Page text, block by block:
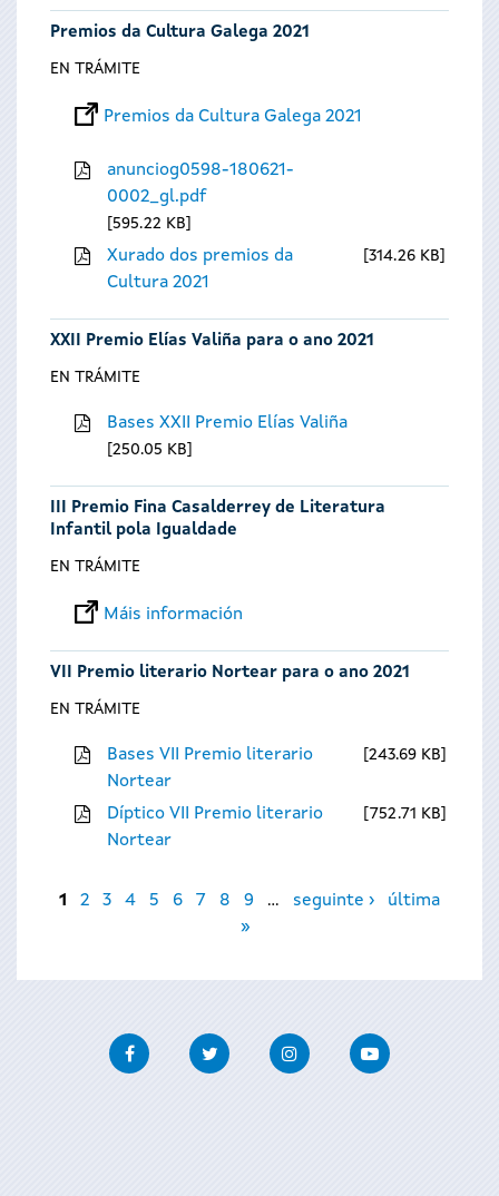
Premios da Cultura Galega 2021
EN TRÁMITE
Premios da Cultura Galega 2021
anunciog0598-180621-
0002_gl.pdf
595.22 KB
Xurado dos premios da
Cultura 2021
314.26 KB
XXII Premio Elías Valiña para o ano 2021
EN TRÁMITE
Bases XXII Premio Elías Valiña
250.05 KB
III Premio Fina Casalderrey de Literatura
Infantil pola Igualdade
EN TRÁMITE
Máis información
VII Premio literario Nortear para o ano 2021
EN TRÁMITE
Bases VII Premio literario
Nortear
243.69 KB
Díptico VII Premio literario
Nortear
752.71 KB
Páxinas
1 2 3 4 5 6 7 8 9 … seguinte ›
última
»
FacebookTwitter InstagramYoutube